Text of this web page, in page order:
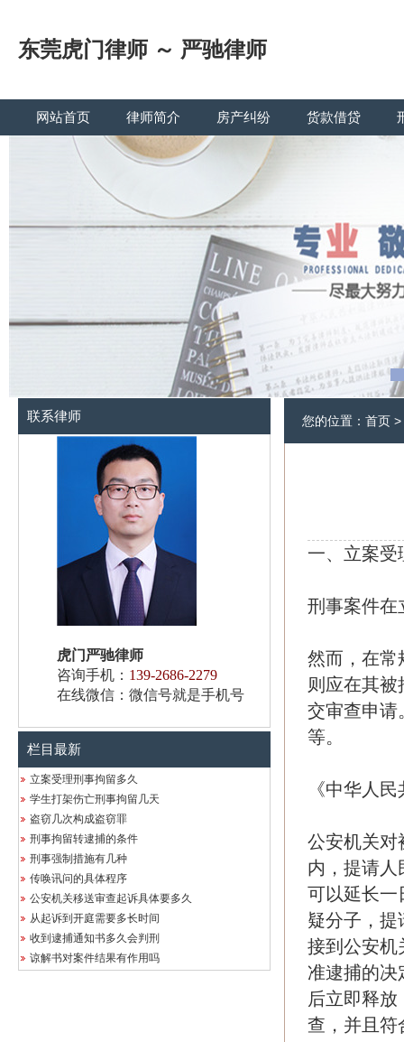
东莞虎门律师 ～ 严驰律师
网站首页 律师简介 房产纠纷 货款借贷
联系律师
虎门严驰律师
咨询手机： 139-2686-2279
在线微信：微信号就是手机号
栏目最新
立案受理刑事拘留多久
学生打架伤亡刑事拘留几天
盗窃几次构成盗窃罪
刑事拘留转逮捕的条件
刑事强制措施有几种
传唤讯问的具体程序
公安机关移送审查起诉具体要多久
从起诉到开庭需要多长时间
收到逮捕通知书多久会判刑
谅解书对案件结果有作用吗
您的位置： 首页 >
一、立案受
刑事案件在
然而，在常
则应在其
交审查申请
等。
《中华人
公安机关对
内，提请人
可以延长一
疑分子，提
接到公安机
准逮捕的决
后立即释
查，并且符